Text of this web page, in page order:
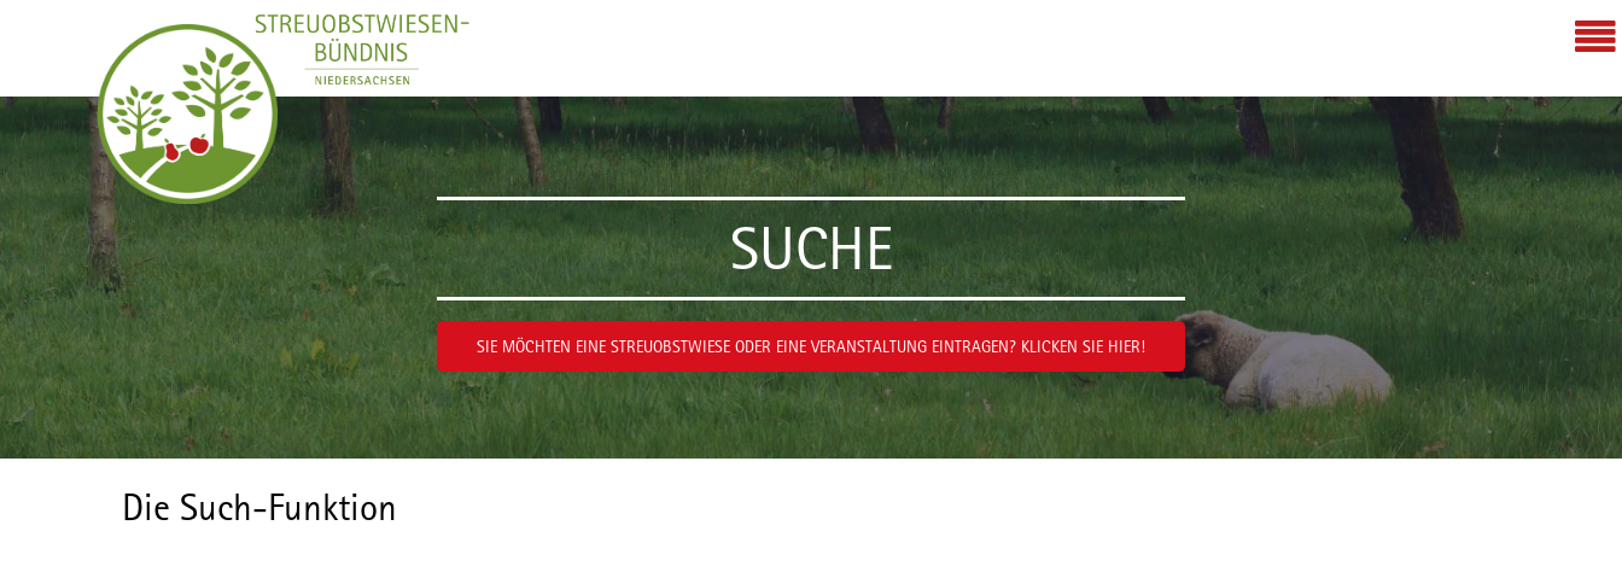
SUCHE
SIE MÖCHTEN EINE STREUOBSTWIESE ODER EINE VERANSTALTUNG EINTRAGEN? KLICKEN SIE HIER!
Die Such-Funktion